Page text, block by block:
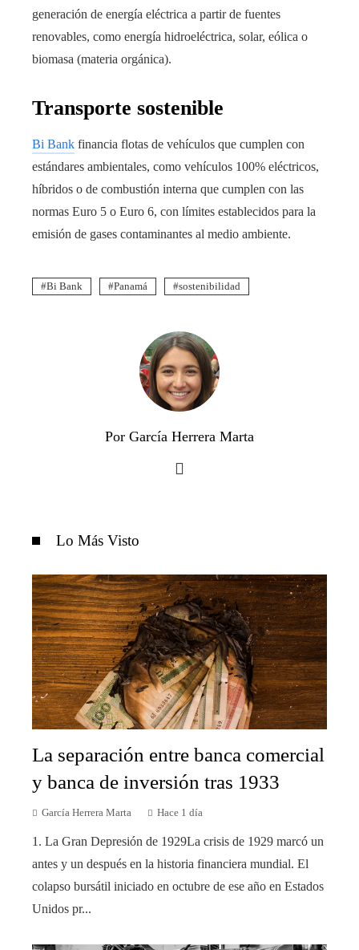
generación de energía eléctrica a partir de fuentes
renovables, como energía hidroeléctrica, solar, eólica o
biomasa (materia orgánica).
Transporte sostenible
Bi Bank financia flotas de vehículos que cumplen con
estándares ambientales, como vehículos 100% eléctricos,
híbridos o de combustión interna que cumplen con las
normas Euro 5 o Euro 6, con límites establecidos para la
emisión de gases contaminantes al medio ambiente.
Bi Bank Panamá sostenibilidad
Por García Herrera Marta
Lo Más Visto
La separación entre banca comercial
y banca de inversión tras 1933
García Herrera Marta Hace 1 día
1. La Gran Depresión de 1929La crisis de 1929 marcó un
antes y un después en la historia financiera mundial. El
colapso bursátil iniciado en octubre de ese año en Estados
Unidos pr...